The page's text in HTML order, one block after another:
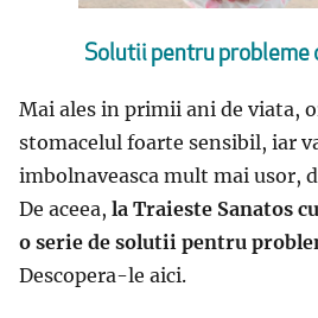
Solutii pentru probleme
Mai ales in primii ani de viata,
stomacelul foarte sensibil, iar
imbolnaveasca mult mai usor,
De aceea, la Traieste Sanatos
o serie de solutii pentru
Descopera-le aici.